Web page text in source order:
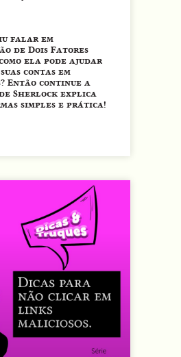
falar em
de Dois Fatores
como ela pode ajudar
contas em
Então continue a
Sherlock explica
simples e prática!